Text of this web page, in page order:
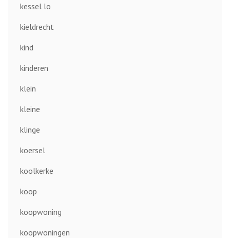
kessel lo
kieldrecht
kind
kinderen
klein
kleine
klinge
koersel
koolkerke
koop
koopwoning
koopwoningen